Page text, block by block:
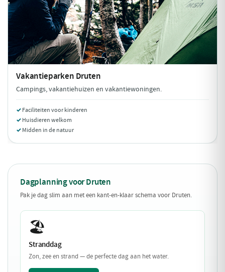
Vakantieparken Druten
Campings, vakantiehuizen en vakantiewoningen.
Faciliteiten voor kinderen
Huisdieren welkom
Midden in de natuur
Dagplanning voor Druten
Pak je dag slim aan met een kant-en-klaar schema voor Druten.
🏖️
Stranddag
Zon, zee en strand — de perfecte dag aan het water.